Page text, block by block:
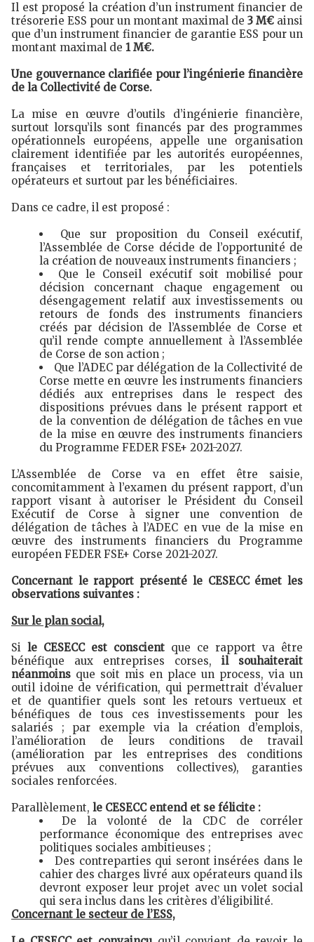
Il est proposé la création d’un instrument financier de
trésorerie ESS pour un montant maximal de 3 M€ ainsi
que d’un instrument financier de garantie ESS pour un
montant maximal de 1 M€.
Une gouvernance clarifiée pour l’ingénierie financière
de la Collectivité de Corse.
La mise en œuvre d’outils d’ingénierie financière,
surtout lorsqu’ils sont financés par des programmes
opérationnels européens, appelle une organisation
clairement identifiée par les autorités européennes,
françaises et territoriales, par les potentiels
opérateurs et surtout par les bénéficiaires.
Dans ce cadre, il est proposé :
Que sur proposition du Conseil exécutif,
l’Assemblée de Corse décide de l’opportunité de
la création de nouveaux instruments financiers ;
Que le Conseil exécutif soit mobilisé pour
décision concernant chaque engagement ou
désengagement relatif aux investissements ou
retours de fonds des instruments financiers
créés par décision de l’Assemblée de Corse et
qu’il rende compte annuellement à l’Assemblée
de Corse de son action ;
Que l’ADEC par délégation de la Collectivité de
Corse mette en œuvre les instruments financiers
dédiés aux entreprises dans le respect des
dispositions prévues dans le présent rapport et
de la convention de délégation de tâches en vue
de la mise en œuvre des instruments financiers
du Programme FEDER FSE+ 2021-2027.
L’Assemblée de Corse va en effet être saisie,
concomitamment à l’examen du présent rapport, d’un
rapport visant à autoriser le Président du Conseil
Exécutif de Corse à signer une convention de
délégation de tâches à l’ADEC en vue de la mise en
œuvre des instruments financiers du Programme
européen FEDER FSE+ Corse 2021-2027.
Concernant le rapport présenté le CESECC émet les
observations suivantes :
Sur le plan social,
Si le CESECC est conscient que ce rapport va être
bénéfique aux entreprises corses, il souhaiterait
néanmoins que soit mis en place un process, via un
outil idoine de vérification, qui permettrait d’évaluer
et de quantifier quels sont les retours vertueux et
bénéfiques de tous ces investissements pour les
salariés ; par exemple via la création d’emplois,
l’amélioration de leurs conditions de travail
(amélioration par les entreprises des conditions
prévues aux conventions collectives), garanties
sociales renforcées.
Parallèlement, le CESECC entend et se félicite :
De la volonté de la CDC de corréler
performance économique des entreprises avec
politiques sociales ambitieuses ;
Des contreparties qui seront insérées dans le
cahier des charges livré aux opérateurs quand ils
devront exposer leur projet avec un volet social
qui sera inclus dans les critères d’éligibilité.
Concernant le secteur de l’ESS,